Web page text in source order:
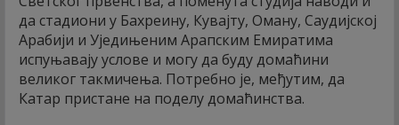
да стадиони у Бахреину, Кувајту, Оману, Саудијској
Арабији и Уједињеним Арапским Емиратима
испуњавају услове и могу да буду домаћини
великог такмичења. Потребно је, међутим, да
Катар пристане на поделу домаћинства.